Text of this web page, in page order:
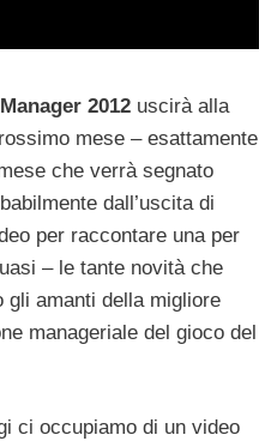
2012 uscirà alla
mese – esattamente
che verrà segnato
dall’uscita di
per raccontare una per
– le tante novità che
gli amanti della migliore
manageriale del gioco del
ci occupiamo di un video